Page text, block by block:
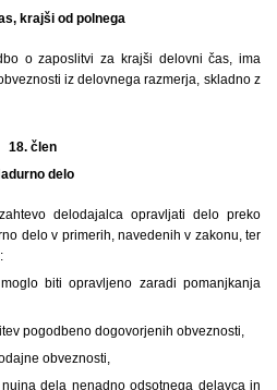
krajši od polnega
o zaposlitvi za krajši delovni čas, ima
iz delovnega razmerja, skladno z
18. člen
delo
delodajalca opravljati delo preko
delo v primerih, navedenih v zakonu, ter
biti opravljeno zaradi pomanjkanja
pogodbeno dogovorjenih obveznosti,
obveznosti,
dela nenadno odsotnega delavca in